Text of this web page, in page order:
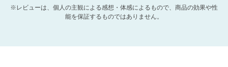
※レビューは、個人の主観による感想・体感によるもので、商品の効果や性
能を保証するものではありません。